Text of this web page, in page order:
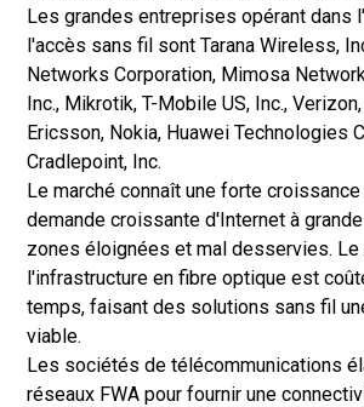
Les grandes entreprises opérant dans
l'accès sans fil sont Tarana Wireless,
Networks Corporation, Mimosa
Inc., Mikrotik, T-Mobile US, Inc., Verizon,
Ericsson, Nokia, Huawei Technologies
Cradlepoint, Inc.
Le marché connaît une forte
demande croissante d'Internet à
zones éloignées et mal desservies.
l'infrastructure en fibre optique est
temps, faisant des solutions sans fil
viable.
Les sociétés de télécommunications
réseaux FWA pour fournir une